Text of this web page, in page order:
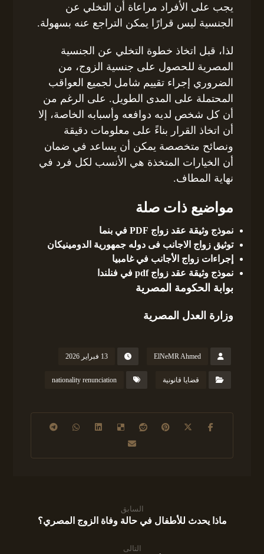
يجب على الأفراد مراعاة أن التخلي عن
الجنسية ليس قرارًا يمكن التراجع عنه بسهولة.
لذا، قبل اتخاذ خطوة التخلي عن الجنسية
المصرية للحصول على جنسية الزوج، من
الضروري إجراء تقييم شامل لجميع العواقب
المحتملة على المدى الطويل. على الرغم من
أن كل شخص لديه دوافعه وأسبابه الخاصة، إلا
أن اتخاذ القرار بناءً على معلومات دقيقة
ونصائح متخصصة يمكن أن يساعد في ضمان
أن الخيارات المتخذة هي الأنسب لكل فرد في
نهاية المطاف.
مواضيع ذات صلة
نموذج وثيقة عقد زواج PDF في بنما
توثيق زواج الاجانب فى دوله جمهورية الدومينيكان
إجراءات زواج الأجانب في غامبيا
نموذج وثيقة عقد زواج pdf في فنلندا
بوابة الحكومة المصرية
وزارة العدل المصرية
ElNeMR Ahmed 13 فبراير 2026
قضايا قانونية nationality renunciation
السابق
ماذا يحدث للأطفال في حالة وفاة الزوج المصري؟
التالى